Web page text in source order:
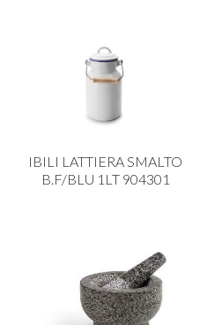
IBILI LATTIERA SMALTO
B.F/BLU 1LT 904301